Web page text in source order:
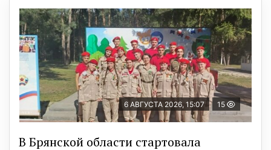
6 АВГУСТА 2026, 15:07 15
В Брянской области стартовала